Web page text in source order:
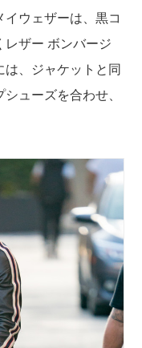
ウェザーは、黒コ
レザー ボンバージ
、ジャケットと同
ューズを合わせ、